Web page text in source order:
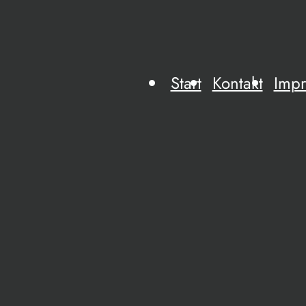
Start Kontakt